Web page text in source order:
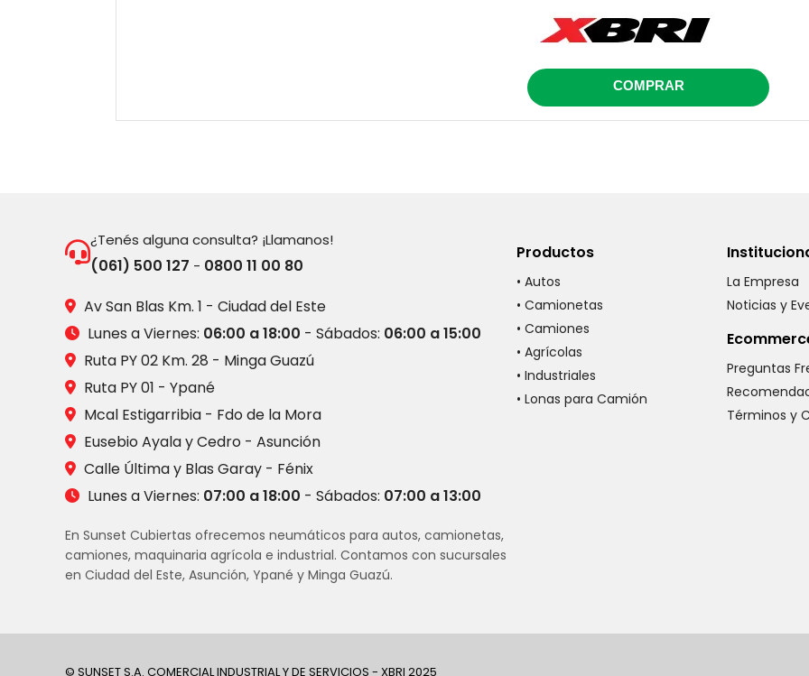
COMPRAR
¿Tenés alguna consulta? ¡Llamanos!
(061) 500 127 - 0800 11 00 80
Av San Blas Km. 1 - Ciudad del Este
Lunes a Viernes: 06:00 a 18:00 - Sábados: 06:00 a 15:00
Ruta PY 02 Km. 28 - Minga Guazú
Ruta PY 01 - Ypané
Mcal Estigarribia - Fdo de la Mora
Eusebio Ayala y Cedro - Asunción
Calle Última y Blas Garay - Fénix
Lunes a Viernes: 07:00 a 18:00 - Sábados: 07:00 a 13:00
En Sunset Cubiertas ofrecemos neumáticos para autos, camionetas,
camiones, maquinaria agrícola e industrial. Contamos con sucursales
en Ciudad del Este, Asunción, Ypané y Minga Guazú.
Productos
• Autos
• Camionetas
• Camiones
• Agrícolas
• Industriales
• Lonas para Camión
La Empresa
Noticias y
Preguntas
Términos y
© SUNSET S.A. COMERCIAL INDUSTRIAL Y DE SERVICIOS - XBRI 2025